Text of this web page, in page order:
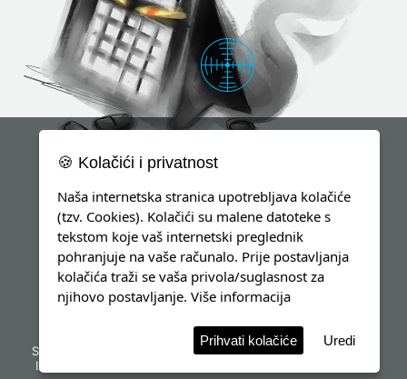
Sva prava pridržana d8solutions info@h-liga.hr
Izjava o kolačićima
🍪 Kolačići i privatnost
Naša internetska stranica upotrebljava kolačiće
(tzv. Cookies). Kolačići su malene datoteke s
tekstom koje vaš internetski preglednik
pohranjuje na vaše računalo. Prije postavljanja
kolačića traži se vaša privola/suglasnost za
njihovo postavljanje. Više informacija
Prihvati kolačiće Uredi